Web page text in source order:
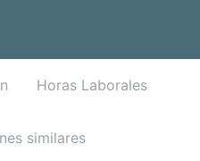
Horas Laborales
similares